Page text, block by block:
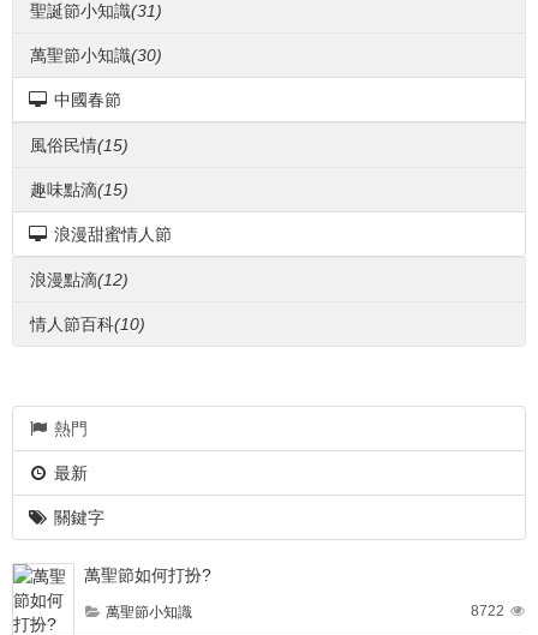
聖誕節小知識(31)
萬聖節小知識(30)
中國春節
風俗民情(15)
趣味點滴(15)
浪漫甜蜜情人節
浪漫點滴(12)
情人節百科(10)
熱門
最新
關鍵字
萬聖節如何打扮?
萬聖節小知識 8722